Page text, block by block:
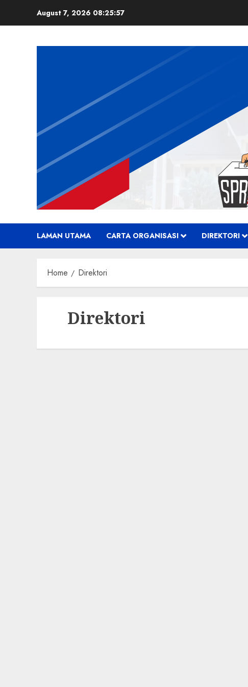
August 7, 2026 08:25:57
LAMAN UTAMA CARTA ORGANISASI DIREKTORI
Home Direktori
Direktori